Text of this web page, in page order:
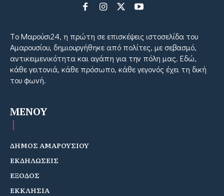
Tο Μαρούσι24, η πρώτη σε επισκέψεις ιστοσελίδα του
Αμαρουσίου, δημιουργήθηκε από πολίτες, με σεβασμό,
αντικειμενικότητα και αγάπη για την πόλη μας. Εδώ,
κάθε γειτονιά, κάθε πρόσωπο, κάθε γεγονός έχει τη δική
του φωνή.
MENOY
ΔΗΜΟΣ ΑΜΑΡΟΥΣΙΟΥ
ΕΚΔΗΛΩΣΕΙΣ
ΕΞΟΔΟΣ
ΕΚΚΛΗΣΙΑ